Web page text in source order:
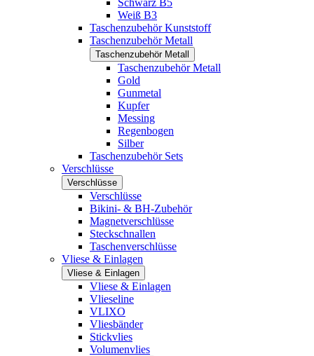
Schwarz B5
Weiß B3
Taschenzubehör Kunststoff
Taschenzubehör Metall
Taschenzubehör Metall
Taschenzubehör Metall
Gold
Gunmetal
Kupfer
Messing
Regenbogen
Silber
Taschenzubehör Sets
Verschlüsse
Verschlüsse
Verschlüsse
Bikini- & BH-Zubehör
Magnetverschlüsse
Steckschnallen
Taschenverschlüsse
Vliese & Einlagen
Vliese & Einlagen
Vliese & Einlagen
Vlieseline
VLIXO
Vliesbänder
Stickvlies
Volumenvlies